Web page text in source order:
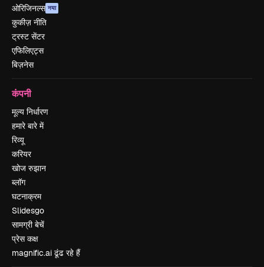
ओरिजिनल्स नया
कुकीज़ नीति
ट्रस्ट सेंटर
एफिलिएट्स
बिज़नेस
कंपनी
मूल्य निर्धारण
हमारे बारे में
रिव्यू
करियर
खोज रुझान
ब्लॉग
घटनाक्रम
Slidesgo
सामग्री बेचें
प्रेस कक्ष
magnific.ai ढूंढ रहे हैं